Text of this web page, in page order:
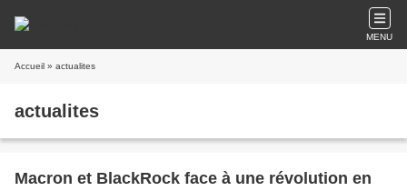
MENU
Accueil » actualites
actualites
Macron et BlackRock face à une révolution en